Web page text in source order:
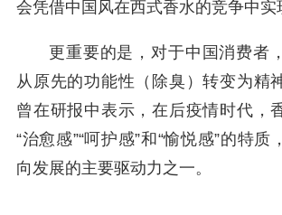
会凭借中国风在西式香水的竞争中实
更重要的是，对于中国消费者
从原先的功能性（除臭）转变为精
曾在研报中表示，在后疫情时代，
“治愈感”“呵护感”和“愉悦感”的特质
向发展的主要驱动力之一。